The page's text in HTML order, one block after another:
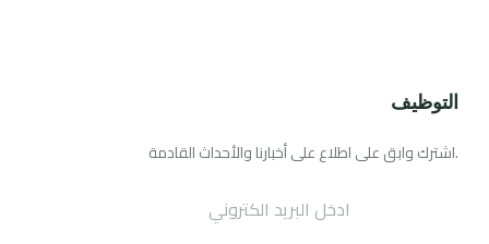
التوظيف
اشترك وابق على اطلاع على أخبارنا والأحداث القادمة.